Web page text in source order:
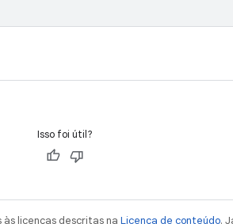
Isso foi útil?
licenças descritas na Licença de conteúdo.